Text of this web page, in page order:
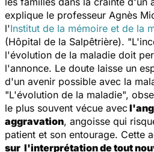
explique le professeur Agnès
l'Institut de la mémoire et de la
(Hôpital de la Salpêtrière).
l'évolution de la maladie doit
l'annonce. Le doute laisse un
d'un avenir possible avec la
"L'évolution de la maladie",
le plus souvent vécue avec
aggravation, angoisse qui
patient et son entourage. Cette
sur l'interprétation de tout